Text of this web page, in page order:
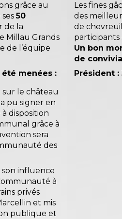
grâce au
ses50
de la
Millau Grands
de l’équipe
menées :
le château
pu signer en
disposition
grâce à
sera
des
son influence
à
privés
et mis
publique et
Les fines
des
de
participants
Un bon
de
Président